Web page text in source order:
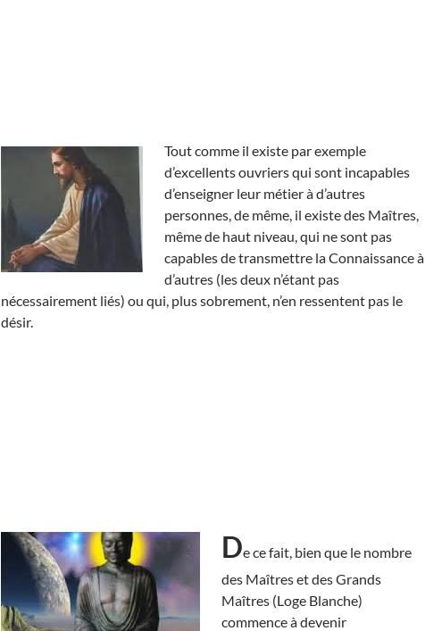
Tout comme il existe par exemple
d’excellents ouvriers qui sont incapables
d’enseigner leur métier à d’autres
personnes, de même, il existe des Maîtres,
même de haut niveau, qui ne sont pas
capables de transmettre la Connaissance à
d’autres (les deux n’étant pas
nécessairement liés) ou qui, plus sobrement, n’en ressentent pas le
désir.
De ce fait, bien que le nombre
des Maîtres et des Grands
Maîtres (Loge Blanche)
commence à devenir